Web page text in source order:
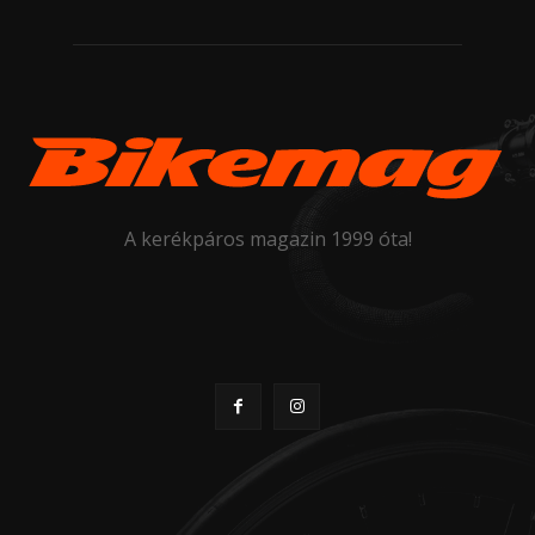
A kerékpáros magazin 1999 óta!